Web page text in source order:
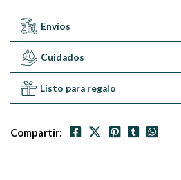
Envíos
Cuidados
Listo para regalo
Compartir: